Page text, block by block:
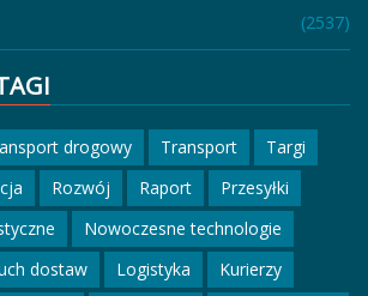
(2537)
drogowy Transport
Targi
Rozwój Raport
Przesyłki
Nowoczesne technologie
dostaw Logistyka
Kurierzy